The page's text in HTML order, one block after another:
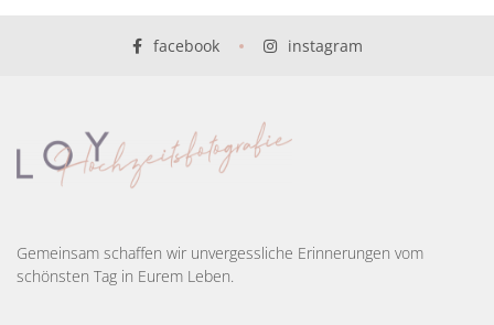
facebook instagram
Gemeinsam schaffen wir unvergessliche Erinnerungen vom
schönsten Tag in Eurem Leben.